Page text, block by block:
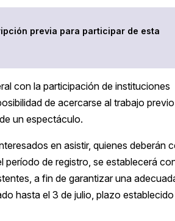
previa para participar de esta
con la participación de instituciones
de acercarse al trabajo
un espectáculo.
en asistir, quienes deberán
período de registro, se establecerá
a fin de garantizar una
hasta el 3 de julio, plazo